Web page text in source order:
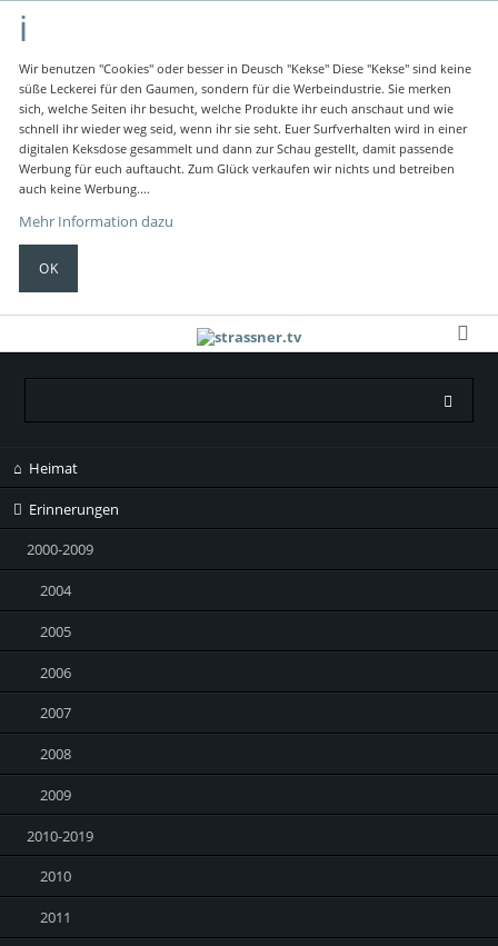
Wir benutzen "Cookies" oder besser in Deusch "Kekse" Diese "Kekse" sind keine
süße Leckerei für den Gaumen, sondern für die Werbeindustrie.Sie merken
sich, welche Seiten ihr besucht, welche Produkte ihr euch anschaut und wie
schnell ihr wieder weg seid, wenn ihr sie seht. Euer Surfverhalten wird in einer
digitalen Keksdose gesammelt und dann zur Schau gestellt, damit passende
Werbung für euch auftaucht. Zum Glück verkaufen wir nichts und betreiben
auch keine Werbung....
Mehr Information dazu
OK
überspringen
Heimat
Erinnerungen
2000-2009
2004
2005
2006
2007
2008
2009
2010-2019
2010
2011